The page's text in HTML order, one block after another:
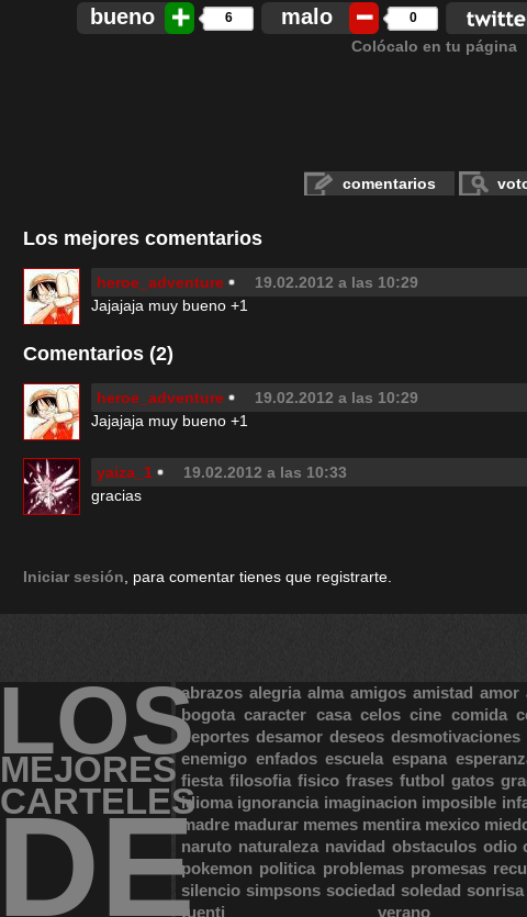
bueno 6 malo 0
Colócalo en tu página
comentarios
Los mejores comentarios
heroe_adventure 19.02.2012 a las 10:29
Jajajaja muy bueno +1
Comentarios (2)
heroe_adventure 19.02.2012 a las 10:29
Jajajaja muy bueno +1
yaiza_1 19.02.2012 a las 10:33
gracias
Iniciar sesión , para comentar tienes que registrarte.
LOS
MEJORES
CARTELES
DE
abrazos alegria alma amigos amistad amor
bogota caracter casa celos cine comida
deportes desamor deseos desmotivaciones
enemigo enfados escuela espana
fiesta filosofia fisico frases futbol gatos
idioma ignorancia imaginacion imposible
madre madurar memes mentira mexico
naruto naturaleza navidad obstaculos odio
pokemon politica problemas promesas
silencio simpsons sociedad soledad sonrisa
tuenti
verano